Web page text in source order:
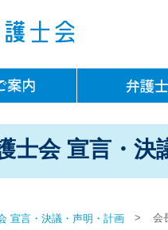
士会 宣言・決
宣言・決議・声明・計画> 会